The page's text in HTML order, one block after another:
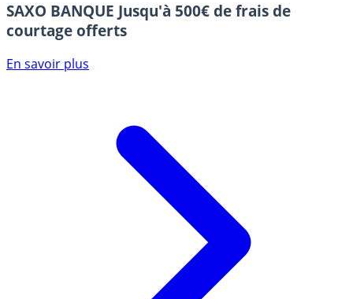
SAXO BANQUE Jusqu'à 500€ de frais de
courtage offerts
En savoir plus